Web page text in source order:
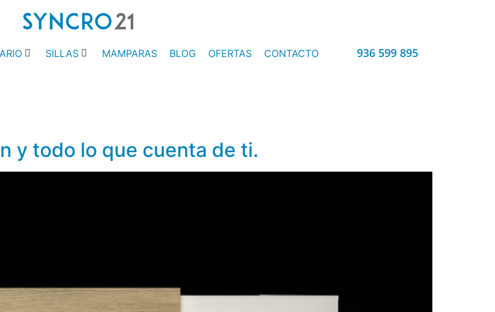
SILLAS MAMPARAS BLOG OFERTAS CONTACTO 936 599 895
y todo lo que cuenta de ti.